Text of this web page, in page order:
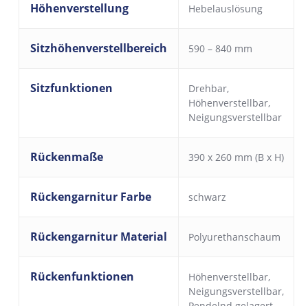
Höhenverstellung Hebelauslösung
Sitzhöhenverstellbereich 590 – 840 mm
Sitzfunktionen Drehbar,
Höhenverstellbar,
Neigungsverstellbar
Rückenmaße 390 x 260 mm (B x H)
Rückengarnitur Farbe schwarz
Rückengarnitur Material Polyurethanschaum
Rückenfunktionen Höhenverstellbar,
Neigungsverstellbar,